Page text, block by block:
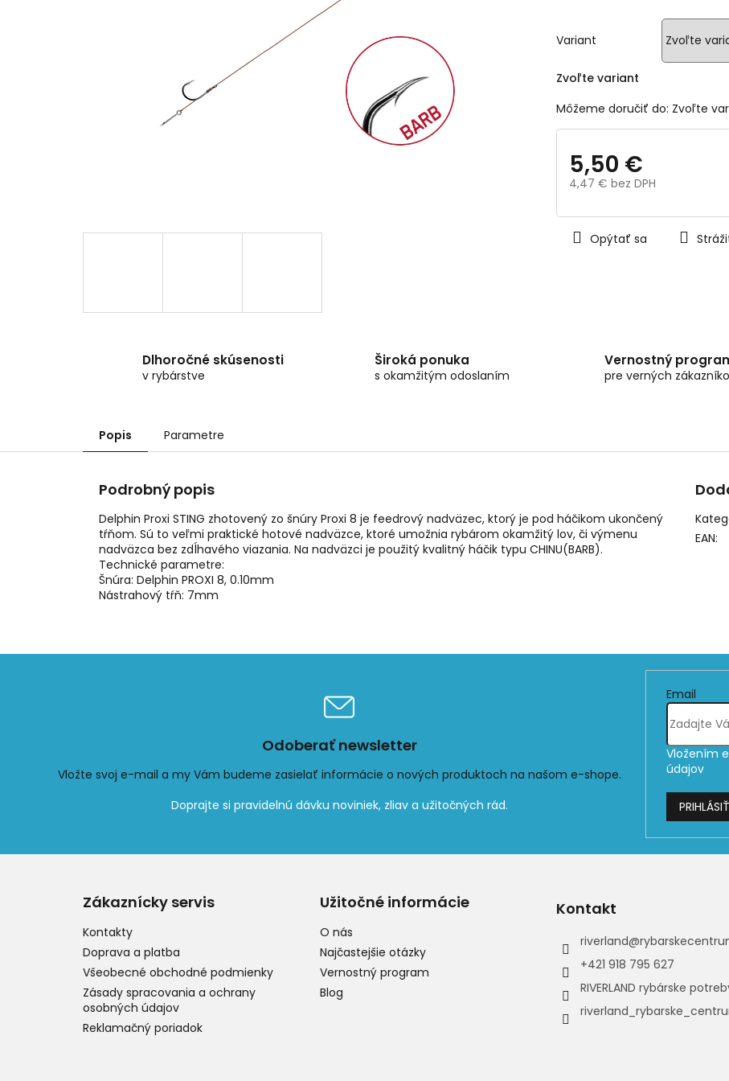
Variant
Zvoľte variant
Môžeme doručiť do: Zvoľte
5,50 €
4,47 € bez DPH
cena:
Opýtať sa
hviezdičiek.
Dlhoročné skúsenosti
v rybárstve
Široká ponuka
s okamžitým odoslaním
Vernostný
pre verných
Popis Parametre
Podrobný popis
Delphin Proxi STING zhotovený zo šnúry Proxi 8 je feedrový nadväzec, ktorý je pod háčikom ukončený
tŕňom. Sú to veľmi praktické hotové nadväzce, ktoré umožnia rybárom okamžitý lov, či výmenu
nadväzca bez zdĺhavého viazania. Na nadväzci je použitý kvalitný háčik typu CHINU(BARB).
Technické parametre:
Šnúra: Delphin PROXI 8, 0.10mm
Nástrahový tŕň: 7mm
EAN:
Odoberať newsletter
Vložte svoj e-mail a my Vám budeme zasielať informácie o nových produktoch na našom e-shope.
Email
Vložením
údajov
Zákaznícky servis
Kontakty
Doprava a platba
Všeobecné obchodné podmienky
Zásady spracovania a ochrany
osobných údajov
Reklamačný poriadok
Užitočné informácie
O nás
Najčastejšie otázky
Vernostný program
Blog
Kontakt
riverland@
+421 918 795 627
RIVERLAND rybárske